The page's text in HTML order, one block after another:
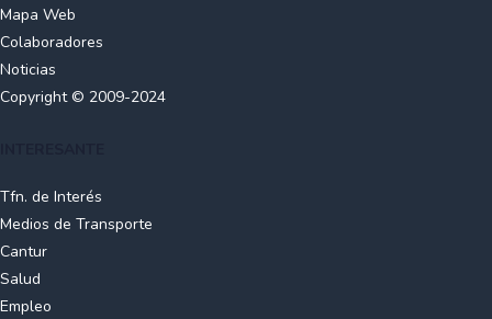
Mapa Web
Colaboradores
Noticias
Copyright © 2009-2024
Tfn. de Interés
Medios de Transporte
Cantur
Salud
Empleo